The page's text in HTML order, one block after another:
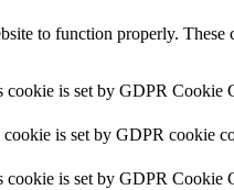
to function properly.
cookie is set by GDPR Cookie
cookie is set by GDPR cookie
cookie is set by GDPR Cookie